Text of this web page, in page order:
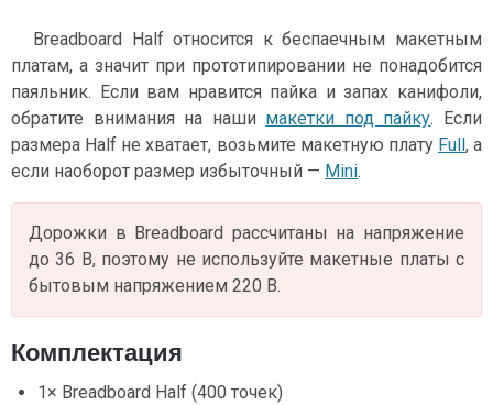
Breadboard Half относится к беспаечным макетным
платам, а значит при прототипировании не понадобится
паяльник. Если вам нравится пайка и запах канифоли,
обратите внимания на наши макетки под пайку. Если
размера Half не хватает, возьмите макетную плату Full , а
если наоборот размер избыточный — Mini.
Дорожки в Breadboard рассчитаны на напряжение
до 36 В, поэтому не используйте макетные платы с
бытовым напряжением 220 В.
Комплектация
1× Breadboard Half (400 точек)